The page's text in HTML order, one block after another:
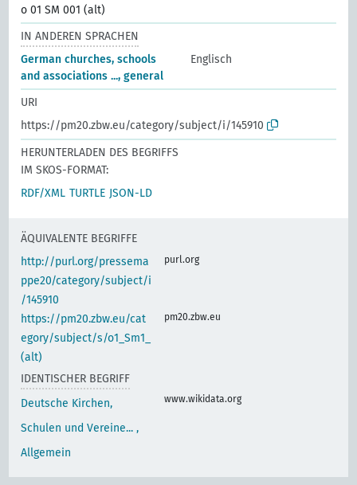
o 01 SM 001 (alt)
IN ANDEREN SPRACHEN
German churches, schools
and associations ..., general
Englisch
URI
https://pm20.zbw.eu/category/subject/i/145910
HERUNTERLADEN DES BEGRIFFS
IM SKOS-FORMAT:
RDF/XML TURTLE JSON-LD
ÄQUIVALENTE BEGRIFFE
http://purl.org/pressema
ppe20/category/subject/i
/145910
purl.org
https://pm20.zbw.eu/cat
egory/subject/s/o1_Sm1_
(alt)
pm20.zbw.eu
IDENTISCHER BEGRIFF
Deutsche Kirchen,
Schulen und Vereine... ,
Allgemein
www.wikidata.org